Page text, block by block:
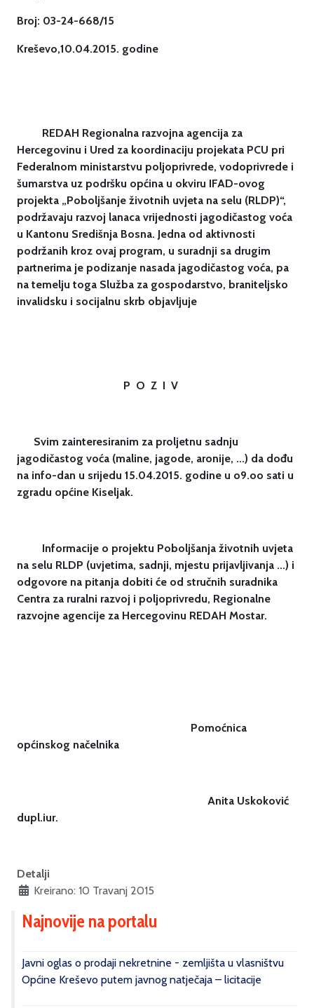
Broj: 03-24-668/15
Kreševo,10.04.2015. godine
REDAH Regionalna razvojna agencija za
Hercegovinu i Ured za koordinaciju projekata PCU pri
Federalnom ministarstvu poljoprivrede, vodoprivrede i
šumarstva uz podršku općina u okviru IFAD-ovog
projekta „Poboljšanje životnih uvjeta na selu (RLDP)“,
podržavaju razvoj lanaca vrijednosti jagodičastog voća
u Kantonu Središnja Bosna. Jedna od aktivnosti
podržanih kroz ovaj program, u suradnji sa drugim
partnerima je podizanje nasada jagodičastog voća, pa
na temelju toga Služba za gospodarstvo, braniteljsko
invalidsku i socijalnu skrb objavljuje
P O Z I V
Svim zainteresiranim za proljetnu sadnju
jagodičastog voća (maline, jagode, aronije, ...) da dođu
na info-dan u srijedu 15.04.2015. godine u o9.oo sati u
zgradu općine Kiseljak.
Informacije o projektu Poboljšanja životnih uvjeta
na selu RLDP (uvjetima, sadnji, mjestu prijavljivanja ...) i
odgovore na pitanja dobiti će od stručnih suradnika
Centra za ruralni razvoj i poljoprivredu, Regionalne
razvojne agencije za Hercegovinu REDAH Mostar.
Pomoćnica
općinskog načelnika
Anita Uskoković
dupl.iur.
Detalji
Kreirano: 10 Travanj 2015
Najnovije na portalu
Javni oglas o prodaji nekretnine - zemljišta u vlasništvu
Općine Kreševo putem javnog natječaja – licitacije